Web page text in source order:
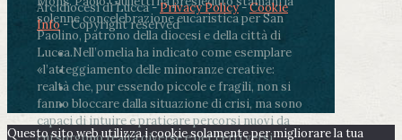
solenne concelebrazione eucaristica per San
Paolino, patrono della diocesi e della città di
Lucca.Nell’omelia ha indicato come esemplare
«l’atteggiamento delle minoranze creative:
realtà che, pur essendo piccole e fragili, non si
fanno bloccare dalla situazione di crisi, ma sono
capaci di intuire e praticare percorsi nuovi da
Arcidiocesi di Lucca -Privacy Policy-Cookie
Info- Copyright reserved
Questo sito web utilizza i cookie solamente per migliorare la tua